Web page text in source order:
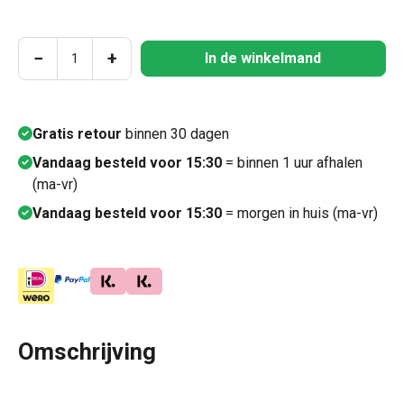
Producthoeveelheid: Voer de gewenste
− + In de winkelmand
Gratis retour binnen 30 dagen
Vandaag besteld voor 15:30 = binnen 1 uur afhalen
(ma-vr)
Vandaag besteld voor 15:30 = morgen in huis (ma-vr)
Omschrijving